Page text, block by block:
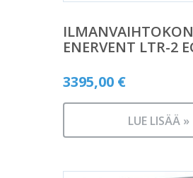
ENERVENT LTR-2
3395,00 €
LUE LISÄÄ »